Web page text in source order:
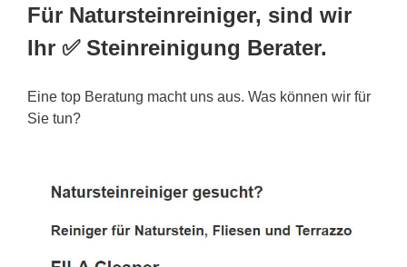
Für Natursteinreiniger, sind wir
Ihr ✅ Steinreinigung Berater.
Eine top Beratung macht uns aus. Was können wir für
Sie tun?